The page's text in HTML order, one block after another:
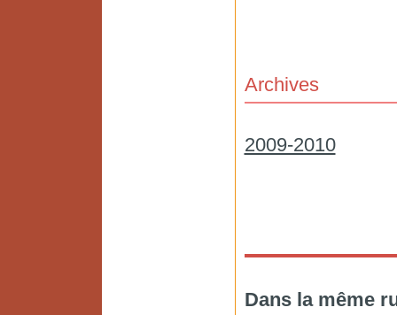
Archives
2009-2010
Dans la même